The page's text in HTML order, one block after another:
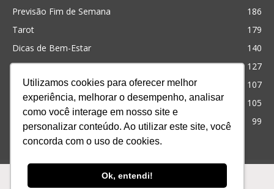
Utilizamos cookies para oferecer melhor
experiência, melhorar o desempenho, analisar
como você interage em nosso site e
personalizar conteúdo. Ao utilizar este site, você
concorda com o uso de cookies.
Ok, entendi!
Previsão Fim de Semana
186
Tarot
179
Dicas de Bem-Estar
140
Cristianismo
127
Simpatias
107
Significado dos sonhos
105
99
Ofertas Produtos